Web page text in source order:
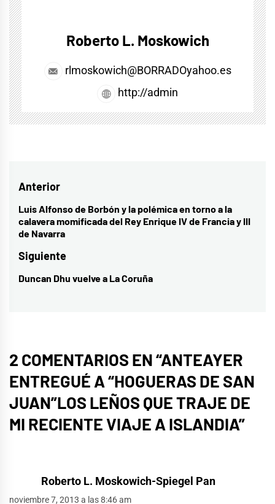
Roberto L. Moskowich
rlmoskowich@BORRADOyahoo.es
http://admin
Navegación
de
entradas
Anterior
Entrada
anterior:
Luis Alfonso de Borbón y la polémica en torno a la
calavera momificada del Rey Enrique IV de Francia y III
de Navarra
Siguiente
Entrada
Duncan Dhu vuelve a La Coruña
2 COMENTARIOS EN “ANTEAYER
ENTREGUÉ A “HOGUERAS DE SAN
JUAN”LOS LEÑOS QUE TRAJE DE
MI RECIENTE VIAJE A ISLANDIA”
Roberto L. Moskowich-Spiegel Pan
noviembre 7, 2013 a las 8:46 am